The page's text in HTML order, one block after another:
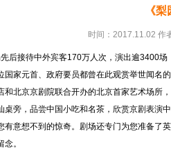
《
时间：2017.11.02 作
后接待中外宾客170万人次，演出逾3400
国家元首、政府要员都曾在此观赏举世闻名
北京京剧院联合开办的北京首家艺术场所
桌旁，品尝中国小吃和名茶，欣赏京剧表演
有意想不到的惊奇。剧场还专门为您准备了
。